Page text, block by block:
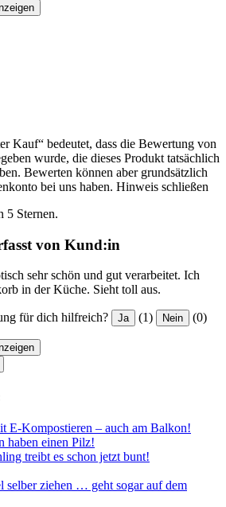
Kauf“ bedeutet, dass die Bewertung von
wurde, die dieses Produkt tatsächlich
Bewerten können aber grundsätzlich
bei uns haben. Hinweis schließen
5 Sternen.
von Kund:in
sehr schön und gut verarbeitet. Ich
in der Küche. Sieht toll aus.
für dich hilfreich? Ja (1) Nein (0)
E-Kompostieren – auch am Balkon!
haben einen Pilz!
treibt es schon jetzt bunt!
selber ziehen … geht sogar auf dem